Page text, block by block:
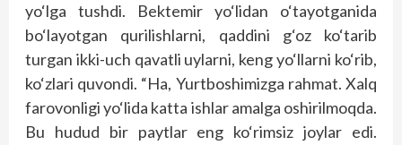
yo‘lga tushdi. Bektemir yo‘lidan o‘tayotganida
bo‘layotgan qurilishlarni, qaddini g‘oz ko‘tarib
turgan ikki-uch qavatli uylarni, keng yo‘llarni ko‘rib,
ko‘zlari quvondi. “Ha, Yurtboshimizga rahmat. Xalq
farovonligi yo‘lida katta ishlar amalga oshirilmoqda.
Bu hudud bir paytlar eng ko‘rimsiz joylar edi.